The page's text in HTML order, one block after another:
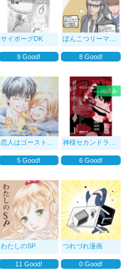
サイボーグDK
9Good!
ぽんこつリーマン依子
8Good!
恋人はゴースト 第二章
5Good!
神様セカンドライフ
縦読み
6Good!
わたしのSP
11 Good!
つれづれ漫画
0Good!